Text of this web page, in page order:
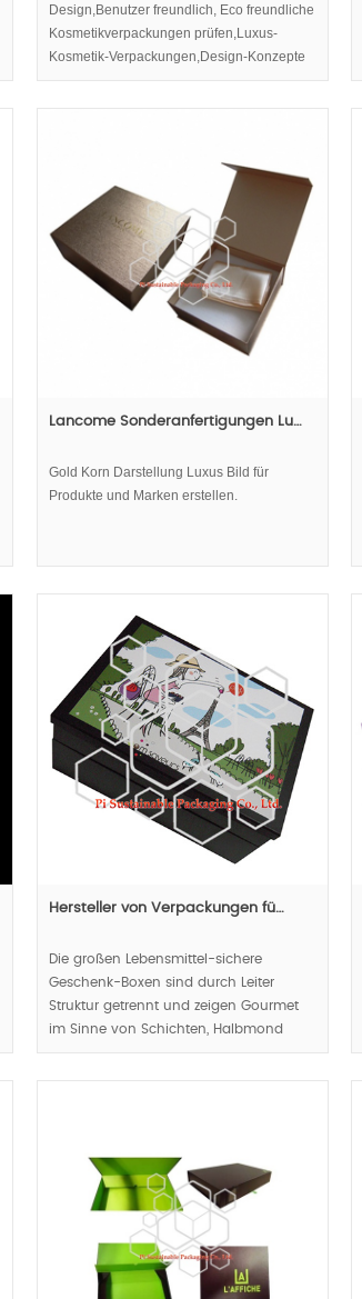
Design,Benutzer freundlich, Eco freundliche
Kosmetikverpackungen prüfen,Luxus-
Kosmetik-Verpackungen,Design-Konzepte
in kosmetische
Lancome Sonderanfertigungen Lu…
Gold Korn Darstellung Luxus Bild für
Produkte und Marken erstellen.
Hersteller von Verpackungen fü…
Die großen Lebensmittel-sichere
Geschenk-Boxen sind durch Leiter
Struktur getrennt und zeigen Gourmet
im Sinne von Schichten, Halbmond
Form geschnitzt als Handle,